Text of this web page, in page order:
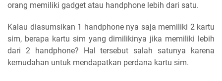
orang memiliki gadget atau handphone lebih dari satu.
Kalau diasumsikan 1 handphone nya saja memiliki 2 kartu
sim, berapa kartu sim yang dimilikinya jika memiliki lebih
dari 2 handphone? Hal tersebut salah satunya karena
kemudahan untuk mendapatkan perdana kartu sim.